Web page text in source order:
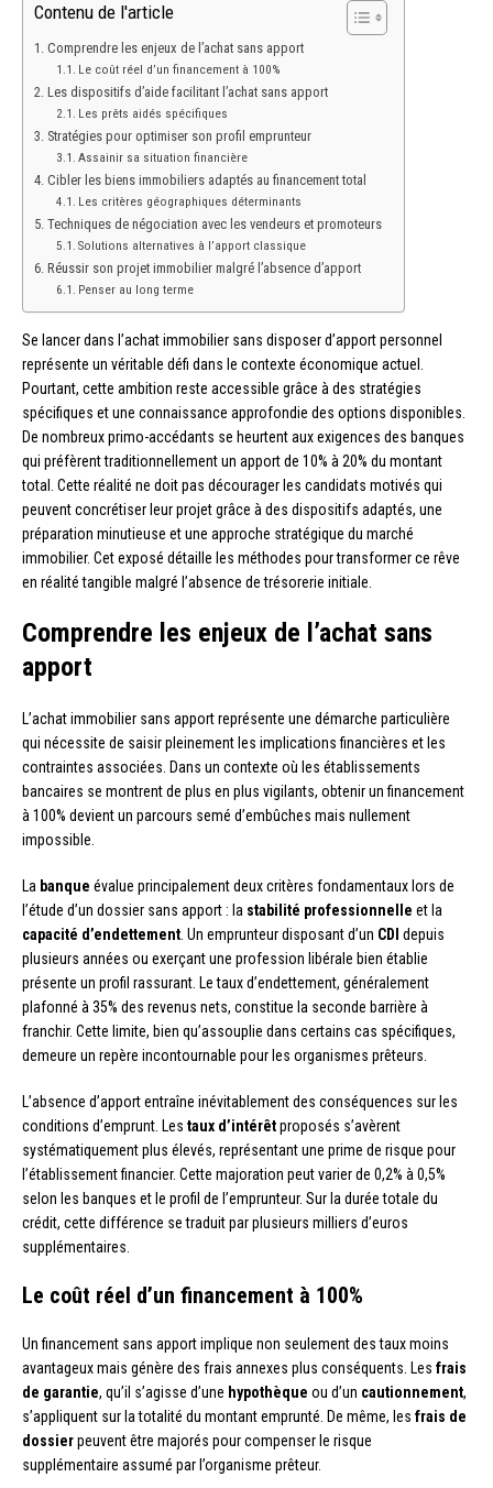
Contenu de l'article
Comprendre les enjeux de l’achat sans apport
Le coût réel d’un financement à 100%
Les dispositifs d’aide facilitant l’achat sans apport
Les prêts aidés spécifiques
Stratégies pour optimiser son profil emprunteur
Assainir sa situation financière
Cibler les biens immobiliers adaptés au financement total
Les critères géographiques déterminants
Techniques de négociation avec les vendeurs et promoteurs
Solutions alternatives à l’apport classique
Réussir son projet immobilier malgré l’absence d’apport
Penser au long terme
Se lancer dans l’achat immobilier sans disposer d’apport personnel
représente un véritable défi dans le contexte économique actuel.
Pourtant, cette ambition reste accessible grâce à des stratégies
spécifiques et une connaissance approfondie des options disponibles.
De nombreux primo-accédants se heurtent aux exigences des banques
qui préfèrent traditionnellement un apport de 10% à 20% du montant
total. Cette réalité ne doit pas décourager les candidats motivés qui
peuvent concrétiser leur projet grâce à des dispositifs adaptés, une
préparation minutieuse et une approche stratégique du marché
immobilier. Cet exposé détaille les méthodes pour transformer ce rêve
en réalité tangible malgré l’absence de trésorerie initiale.
Comprendre les enjeux de l’achat sans
apport
L’achat immobilier sans apport représente une démarche particulière
qui nécessite de saisir pleinement les implications financières et les
contraintes associées. Dans un contexte où les établissements
bancaires se montrent de plus en plus vigilants, obtenir un financement
à 100% devient un parcours semé d’embûches mais nullement
impossible.
La banque évalue principalement deux critères fondamentaux lors de
l’étude d’un dossier sans apport : la stabilité professionnelle et la
capacité d’endettement . Un emprunteur disposant d’un CDI depuis
plusieurs années ou exerçant une profession libérale bien établie
présente un profil rassurant. Le taux d’endettement, généralement
plafonné à 35% des revenus nets, constitue la seconde barrière à
franchir. Cette limite, bien qu’assouplie dans certains cas spécifiques,
demeure un repère incontournable pour les organismes prêteurs.
L’absence d’apport entraîne inévitablement des conséquences sur les
conditions d’emprunt. Les taux d’intérêtproposés s’avèrent
systématiquement plus élevés, représentant une prime de risque pour
l’établissement financier. Cette majoration peut varier de 0,2% à 0,5%
selon les banques et le profil de l’emprunteur. Sur la durée totale du
crédit, cette différence se traduit par plusieurs milliers d’euros
supplémentaires.
Le coût réel d’un financement à 100%
Un financement sans apport implique non seulement des taux moins
avantageux mais génère des frais annexes plus conséquents. Les frais
de garantie, qu’il s’agisse d’une hypothèque ou d’un cautionnement,
s’appliquent sur la totalité du montant emprunté. De même, les frais de
dossierpeuvent être majorés pour compenser le risque
supplémentaire assumé par l’organisme prêteur.